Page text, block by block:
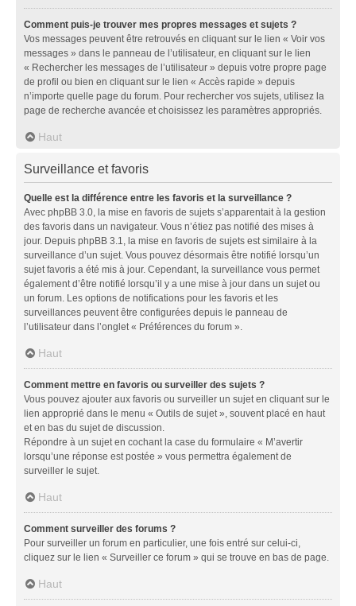
Comment puis-je trouver mes propres messages et sujets ?
Vos messages peuvent être retrouvés en cliquant sur le lien « Voir vos
messages » dans le panneau de l’utilisateur, en cliquant sur le lien
« Rechercher les messages de l’utilisateur » depuis votre propre page
de profil ou bien en cliquant sur le lien « Accès rapide » depuis
n’importe quelle page du forum. Pour rechercher vos sujets, utilisez la
page de recherche avancée et choisissez les paramètres appropriés.
Haut
Surveillance et favoris
Quelle est la différence entre les favoris et la surveillance ?
Avec phpBB 3.0, la mise en favoris de sujets s’apparentait à la gestion
des favoris dans un navigateur. Vous n’étiez pas notifié des mises à
jour. Depuis phpBB 3.1, la mise en favoris de sujets est similaire à la
surveillance d’un sujet. Vous pouvez désormais être notifié lorsqu’un
sujet favoris a été mis à jour. Cependant, la surveillance vous permet
également d’être notifié lorsqu’il y a une mise à jour dans un sujet ou
un forum. Les options de notifications pour les favoris et les
surveillances peuvent être configurées depuis le panneau de
l’utilisateur dans l’onglet « Préférences du forum ».
Haut
Comment mettre en favoris ou surveiller des sujets ?
Vous pouvez ajouter aux favoris ou surveiller un sujet en cliquant sur le
lien approprié dans le menu « Outils de sujet », souvent placé en haut
et en bas du sujet de discussion.
Répondre à un sujet en cochant la case du formulaire « M’avertir
lorsqu’une réponse est postée » vous permettra également de
surveiller le sujet.
Haut
Comment surveiller des forums ?
Pour surveiller un forum en particulier, une fois entré sur celui-ci,
cliquez sur le lien « Surveiller ce forum » qui se trouve en bas de page.
Haut